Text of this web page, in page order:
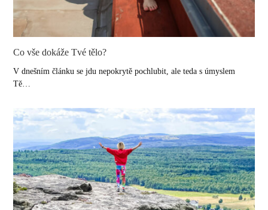
Co vše dokáže Tvé tělo?
V dnešním článku se jdu nepokrytě pochlubit, ale teda s úmyslem
Tě…